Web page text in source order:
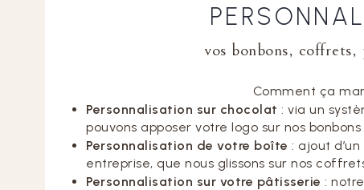
vos bonbons, coffrets,
Comment ça
Personnalisation sur chocolat : via un
pouvons apposer votre logo sur nos
Personnalisation de votre boîte : ajout
entreprise, que nous glissons sur nos
Personnalisation sur votre pâtisserie :